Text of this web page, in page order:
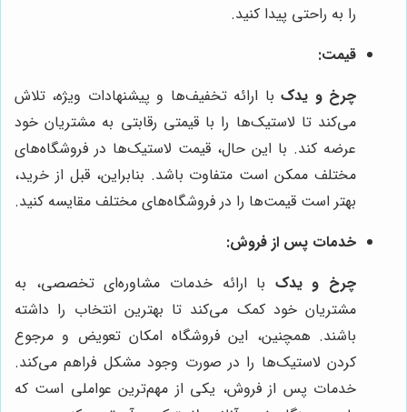
را به راحتی پیدا کنید.
قیمت:
چرخ و یدکبا ارائه تخفیف‌ها و پیشنهادات ویژه، تلاش
می‌کند تا لاستیک‌ها را با قیمتی رقابتی به مشتریان خود
عرضه کند. با این حال، قیمت لاستیک‌ها در فروشگاه‌های
مختلف ممکن است متفاوت باشد. بنابراین، قبل از خرید،
بهتر است قیمت‌ها را در فروشگاه‌های مختلف مقایسه کنید.
خدمات پس از فروش:
چرخ و یدک با ارائه خدمات مشاوره‌ای تخصصی، به
مشتریان خود کمک می‌کند تا بهترین انتخاب را داشته
باشند. همچنین، این فروشگاه امکان تعویض و مرجوع
کردن لاستیک‌ها را در صورت وجود مشکل فراهم می‌کند.
خدمات پس از فروش، یکی از مهم‌ترین عواملی است که